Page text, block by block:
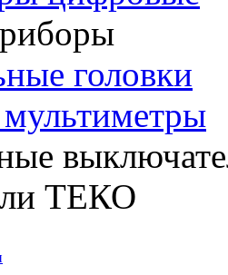
головки
ТЕКО